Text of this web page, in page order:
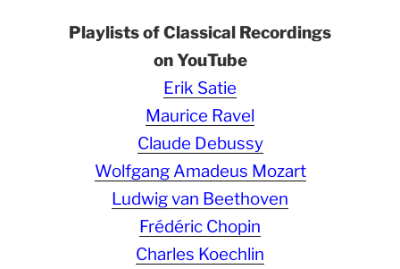
Playlists of Classical Recordings
on YouTube
Erik Satie
Maurice Ravel
Claude Debussy
Wolfgang Amadeus Mozart
Ludwig van Beethoven
Frédéric Chopin
Charles Koechlin